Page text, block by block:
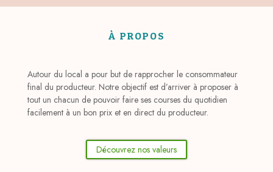
À PROPOS
Autour du local a pour but de rapprocher le consommateur
final du producteur. Notre objectif est d’arriver à proposer à
tout un chacun de pouvoir faire ses courses du quotidien
facilement à un bon prix et en direct du producteur.
Découvrez nos valeurs